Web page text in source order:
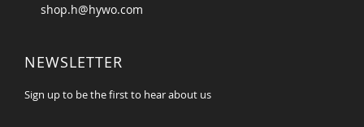
shop.h@hywo.com
NEWSLETTER
Sign up to be the first to hear about us